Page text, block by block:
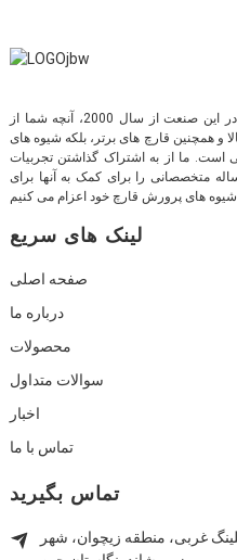
به عنوان یک شرکت پیشرو در این صنعت از سال 2000، آنچه شما از Qihe Biotech
و همچنین قارچ های برتر، بلکه شیوه های
ما از به اشتراک گذاشتن تجربیات
متخصصانی را برای کمک به آنها برای
لینک های سریع
صفحه اصلی
درباره ما
محصولات
سوالات متداول
اخبار
تماس با ما
تماس بگیرید
سونگلینگ غربی، منطقه زیچوان، شهر